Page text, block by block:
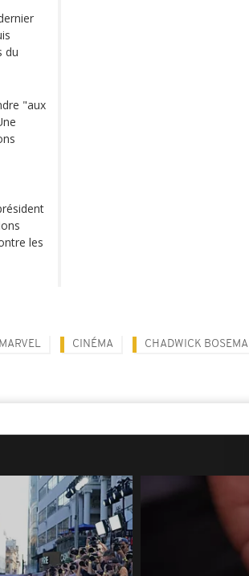
du
"aux
les
MARVEL CINÉMA CHADWICK